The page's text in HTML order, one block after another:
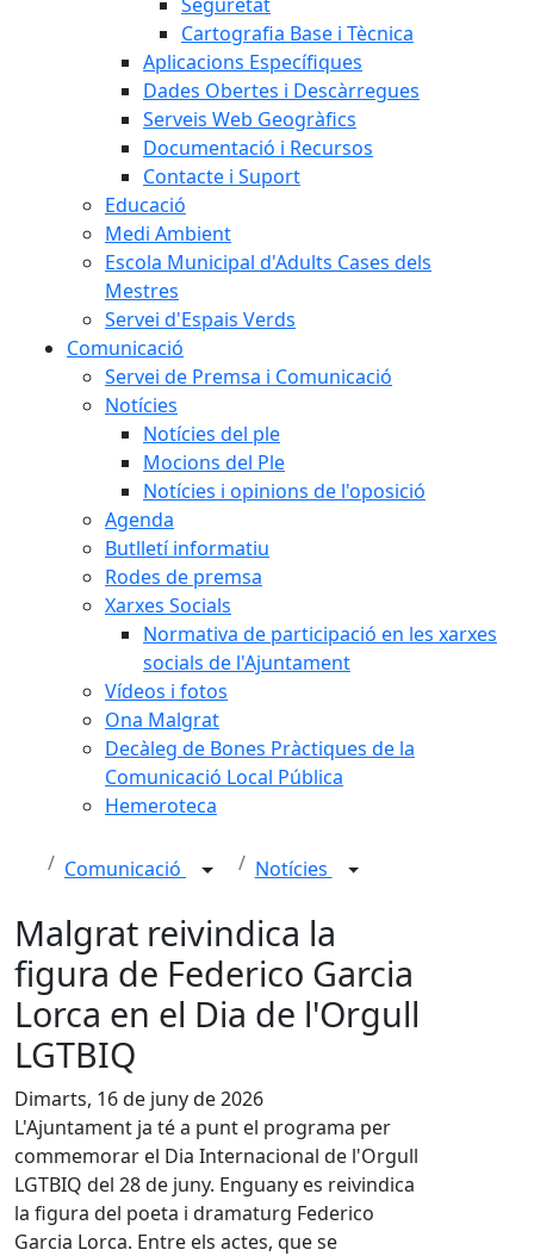
Cartografia Base i Tècnica
Aplicacions Específiques
Dades Obertes i Descàrregues
Serveis Web Geogràfics
Documentació i Recursos
Contacte i Suport
Educació
Medi Ambient
Escola Municipal d'Adults Cases dels
Mestres
Servei d'Espais Verds
Comunicació
Servei de Premsa i Comunicació
Notícies
Notícies del ple
Mocions del Ple
Notícies i opinions de l'oposició
Agenda
Butlletí informatiu
Rodes de premsa
Xarxes Socials
Normativa de participació en les xarxes
socials de l'Ajuntament
Vídeos i fotos
Ona Malgrat
Decàleg de Bones Pràctiques de la
Comunicació Local Pública
Hemeroteca
Comunicació Notícies
Malgrat reivindica la
figura de Federico Garcia
Lorca en el Dia de l'Orgull
LGTBIQ
Dimarts, 16 de juny de 2026
L'Ajuntament ja té a punt el programa per
commemorar el Dia Internacional de l'Orgull
LGTBIQ del 28 de juny. Enguany es reivindica
la figura del poeta i dramaturg Federico
Garcia Lorca. Entre els actes, que se